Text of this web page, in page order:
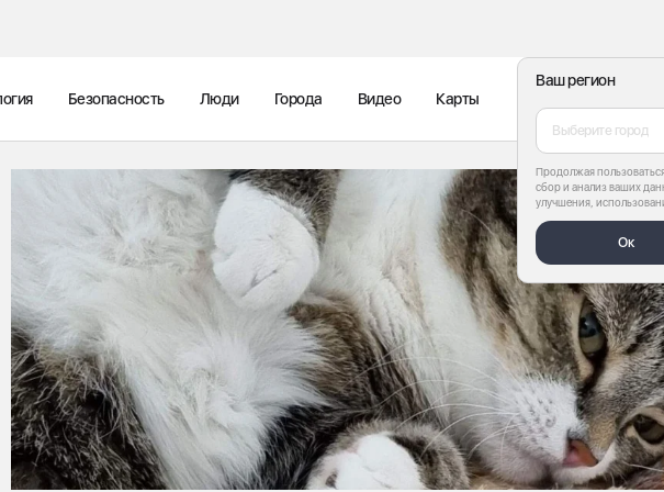
Ваш регион
Выберите город
Продолжая
сбор и анализ ваших
улучшения,
Ок
Безопасность Люди Города Видео Карты